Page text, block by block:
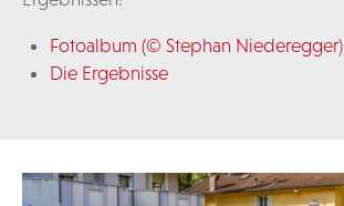
Fotoalbum (© Stephan Niederegger)
Die Ergebnisse